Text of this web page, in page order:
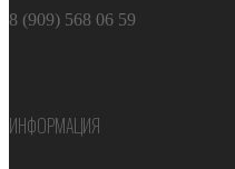
8 (909) 568 06 59
ИНФОРМАЦИЯ